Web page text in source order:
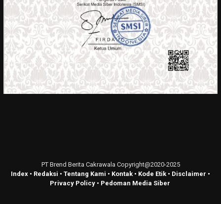
PT Brend Berita Cakrawala Copyright@2020-2025
Index • Redaksi • Tentang Kami • Kontak • Kode Etik • Disclaimer •
Privacy Policy• Pedoman Media Siber